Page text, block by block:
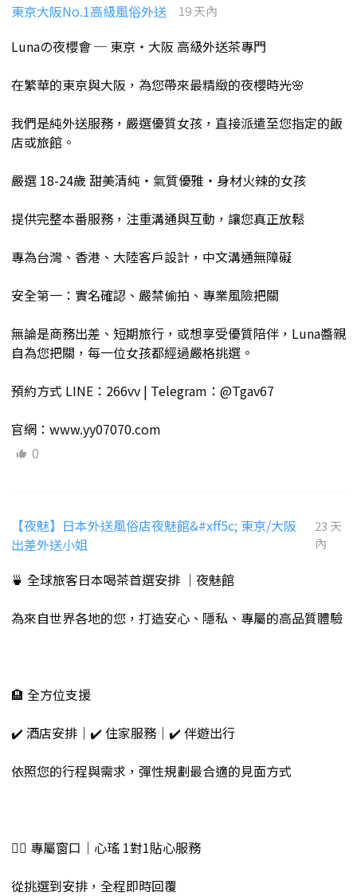
東京大阪No.1高級風俗外送 19 天內
Lunaの夜櫻會 ─ 東京・大阪 高級外送茶專門
在繁華的東京與大阪，為您帶來最精緻的夜櫻時光🌸
我們是純外送服務，嚴選優質女孩，直接派遣至您指定的飯
店或旅館。
嚴選 18-24歲 甜美清純・氣質優雅・身材火辣的女孩
提供完整本番服務，注重溝通與互動，讓您真正放鬆
專為台灣、香港、大陸客戶設計，中文溝通無障礙
安全第一：實名確認、嚴禁偷拍、專業風險把關
無論是商務出差、短期旅行，或想享受優質陪伴，Luna醬親
自為您把關，每一位女孩都經過嚴格挑選。
預約方式 LINE：266vv | Telegram：@Tgav67
官網：www.yy07070.com
0
【夜魅】日本外送風俗店夜魅館&#xff5c; 東京/大阪
出差外送小姐
23 天
內
🍵 全球旅客日本喝茶首選安排 ｜夜魅館
為來自世界各地的您，打造安心、隱私、專屬的高品質體驗
🏨 全方位支援
✔️ 酒店安排｜✔️ 住家服務｜✔️ 伴遊出行
依照您的行程與需求，彈性規劃最合適的見面方式
💁‍♀️ 專屬窗口｜心瑤 1對1貼心服務
從挑選到安排，全程即時回覆